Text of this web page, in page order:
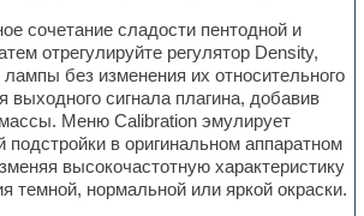
сочетание сладости пентодной и
отрегулируйте регулятор Density,
без изменения их относительного
выходного сигнала плагина, добавив
Меню Calibration эмулирует
в оригинальном аппаратном
высокочастотную характеристику
темной, нормальной или яркой окраски.